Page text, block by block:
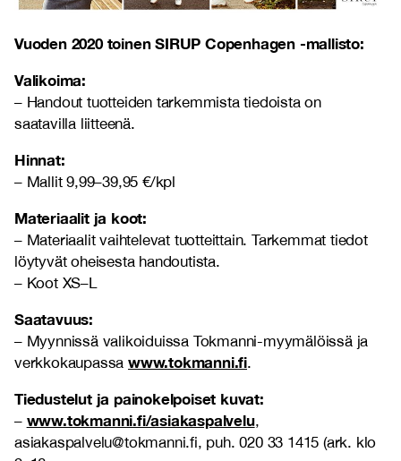
Vuoden 2020 toinen SIRUP Copenhagen -mallisto:
Valikoima:
– Handout tuotteiden tarkemmista tiedoista on
saatavilla liitteenä.
Hinnat:
– Mallit 9,99–39,95 €/kpl
Materiaalit ja koot:
– Materiaalit vaihtelevat tuotteittain. Tarkemmat tiedot
löytyvät oheisesta handoutista.
– Koot XS–L
Saatavuus:
– Myynnissä valikoiduissa Tokmanni-myymälöissä ja
verkkokaupassawww.tokmanni.fi.
Tiedustelut ja painokelpoiset kuvat:
– www.tokmanni.fi/asiakaspalvelu,
asiakaspalvelu@tokmanni.fi, puh. 020 33 1415 (ark. klo